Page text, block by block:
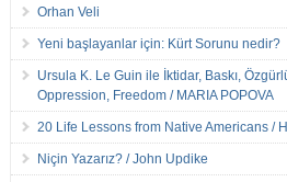
Orhan Veli
Yeni başlayanlar için: Kürt Sorunu nedir?
Ursula K. Le Guin ile İktidar, Baskı,
Oppression, Freedom / MARIA POPOVA
20 Life Lessons from Native Americans /
Niçin Yazarız? / John Updike